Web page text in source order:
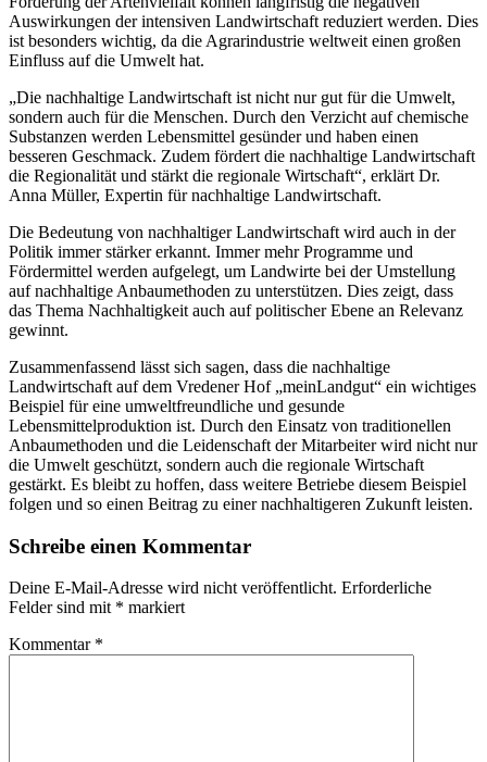
Auswirkungen der intensiven Landwirtschaft reduziert werden. Dies
ist besonders wichtig, da die Agrarindustrie weltweit einen großen
Einfluss auf die Umwelt hat.
„Die nachhaltige Landwirtschaft ist nicht nur gut für die Umwelt,
sondern auch für die Menschen. Durch den Verzicht auf chemische
Substanzen werden Lebensmittel gesünder und haben einen
besseren Geschmack. Zudem fördert die nachhaltige Landwirtschaft
die Regionalität und stärkt die regionale Wirtschaft“, erklärt Dr.
Anna Müller, Expertin für nachhaltige Landwirtschaft.
Die Bedeutung von nachhaltiger Landwirtschaft wird auch in der
Politik immer stärker erkannt. Immer mehr Programme und
Fördermittel werden aufgelegt, um Landwirte bei der Umstellung
auf nachhaltige Anbaumethoden zu unterstützen. Dies zeigt, dass
das Thema Nachhaltigkeit auch auf politischer Ebene an Relevanz
gewinnt.
Zusammenfassend lässt sich sagen, dass die nachhaltige
Landwirtschaft auf dem Vredener Hof „meinLandgut“ ein wichtiges
Beispiel für eine umweltfreundliche und gesunde
Lebensmittelproduktion ist. Durch den Einsatz von traditionellen
Anbaumethoden und die Leidenschaft der Mitarbeiter wird nicht nur
die Umwelt geschützt, sondern auch die regionale Wirtschaft
gestärkt. Es bleibt zu hoffen, dass weitere Betriebe diesem Beispiel
folgen und so einen Beitrag zu einer nachhaltigeren Zukunft leisten.
Schreibe einen Kommentar
Deine E-Mail-Adresse wird nicht veröffentlicht. Erforderliche
Felder sind mit * markiert
Kommentar *